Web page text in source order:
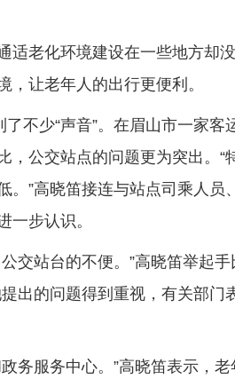
适老化环境建设在一些地方却
，让老年人的出行更便利。
了不少“声音”。在眉山市一家
，公交站点的问题更为突出。“
。”高晓笛接连与站点司乘人员
一步认识。
交站台的不便。”高晓笛举起
出的问题得到重视，有关部
务服务中心。”高晓笛表示，